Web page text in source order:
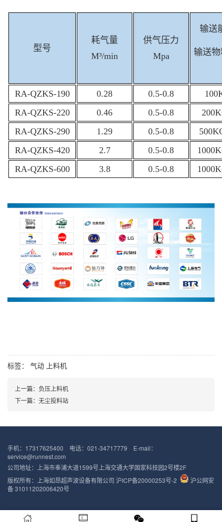
型号
耗气量
M³/min
供气压力
Mpa
输送
输送
RA-QZKS-190 0.28 0.5-0.8
RA-QZKS-220
0.46 0.5-0.8
RA-QZKS-290
1.29 0.5-0.8
RA-QZKS-420
2.7 0.5-0.8
RA-QZKS-600
3.8 0.5-0.8
标签： 气动 上料机
上一篇： 负压上料机
下一篇： 无尘投料站
手机：17317625400 电话：021-34717779 E-mail：
service@runnest.com
公司地址：上海市奉浦大道1599号上海交通大学国家科技园2号楼2F
版权所有：上海如昂超声波设备有限公司 沪ICP备20000253号-2
沪公网安
备 31011202006420号